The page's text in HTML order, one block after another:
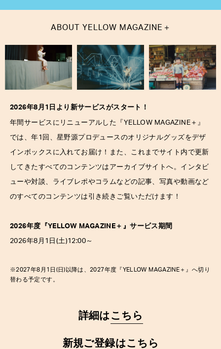
ABOUT YELLOW MAGAZINE ＋
2026年8月1日より新サービスがスタート！
年間サービスにリニューアルした『YELLOW MAGAZINE ＋ 』
では、年1回、星野源プロデュースのオリジナルグッズをデザ
インボックスに入れてお届け！また、これまでサイト内で更新
してきたすべてのコンテンツはアーカイブサイトへ。インタビ
ューや対談、ライブレポやコラムなどの記事、写真や動画など
のすべてのコンテンツは引き続きご覧いただけます！
2026年度『YELLOW MAGAZINE ＋ 』サービス期間
2026年8月1日(土)12:00～
※2027年8月1日(日)以降は、2027年度『YELLOW MAGAZINE ＋ 』へ切り
替わる予定です。
詳細は こちら
新規ご登録はこちら